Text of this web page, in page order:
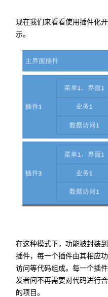
现在我们来看看使用插件化
示。
在这种模式下，功能被封装
插件，每一个插件由其相应
访问等代码组成。每一个插
发者间不再需要对代码进行
的项目。